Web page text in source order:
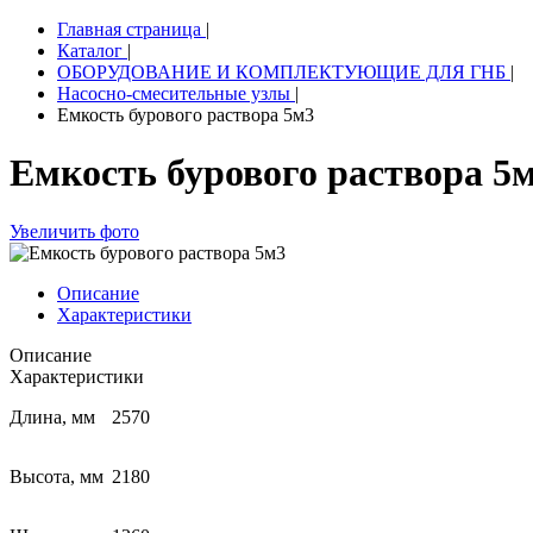
Главная страница |
Каталог |
ОБОРУДОВАНИЕ И КОМПЛЕКТУЮЩИЕ ДЛЯ ГНБ |
Насосно-смесительные узлы |
Емкость бурового раствора 5м3
Емкость бурового раствора
Увеличить фото
Описание
Характеристики
Описание
Характеристики
Длина, мм
2570
Высота, мм 2180